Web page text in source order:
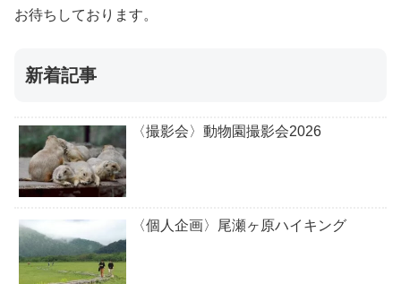
お待ちしております。
新着記事
〈撮影会〉動物園撮影会2026
〈個人企画〉尾瀬ヶ原ハイキング